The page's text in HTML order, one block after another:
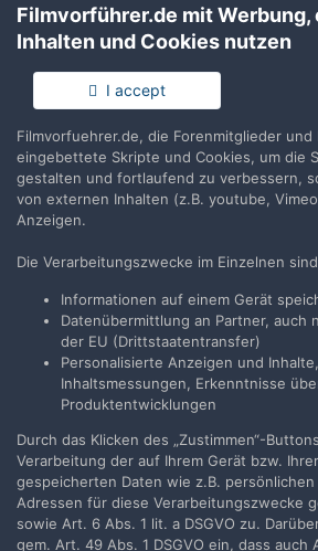
Du hast bereits ein Benutzerkonto?
Jetzt anmelden
Teilen
Zur Themenübersicht
Filmvorführer.de via Google
Sprache
Impressum /
Filmvorführer.de mit Werbung,
Inhalten und Cookies nutzen
I accept
Filmvorfuehrer.de, die Forenmitglieder und
eingebettete Skripte und Cookies, um die
gestalten und fortlaufend zu verbessern,
von externen Inhalten (z.B. youtube,
Anzeigen.
Die Verarbeitungszwecke im Einzelnen
Informationen auf einem Gerät
Datenübermittlung an Partner, auch
der EU (Drittstaatentransfer)
Personalisierte Anzeigen und
Inhaltsmessungen, Erkenntnisse
Produktentwicklungen
Durch das Klicken des „Zustimmen“-
Verarbeitung der auf Ihrem Gerät bzw.
gespeicherten Daten wie z.B.
Adressen für diese Verarbeitungszwecke
sowie Art. 6 Abs. 1 lit. a DSGVO zu.
gem. Art. 49 Abs. 1 DSGVO ein, dass auch